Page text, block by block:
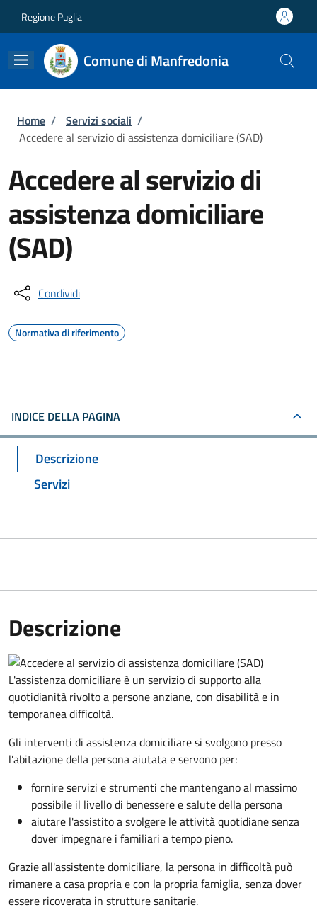
Regione Puglia
Comune di Manfredonia
Briciole di pane
Home / Servizi sociali /
Accedere al servizio di assistenza domiciliare (SAD)
Accedere al servizio di
assistenza domiciliare
(SAD)
Condividi
Normativa di riferimento
INDICE DELLA PAGINA
Descrizione
Servizi
Descrizione
L'assistenza domiciliare è un servizio di supporto alla
quotidianità rivolto a persone anziane, con disabilità e in
temporanea difficoltà.
Gli interventi di assistenza domiciliare si svolgono presso
l'abitazione della persona aiutata e servono per:
fornire servizi e strumenti che mantengano al massimo
possibile il livello di benessere e salute della persona
aiutare l'assistito a svolgere le attività quotidiane senza
dover impegnare i familiari a tempo pieno.
Grazie all'assistente domiciliare, la persona in difficoltà può
rimanere a casa propria e con la propria famiglia, senza dover
essere ricoverata in strutture sanitarie.